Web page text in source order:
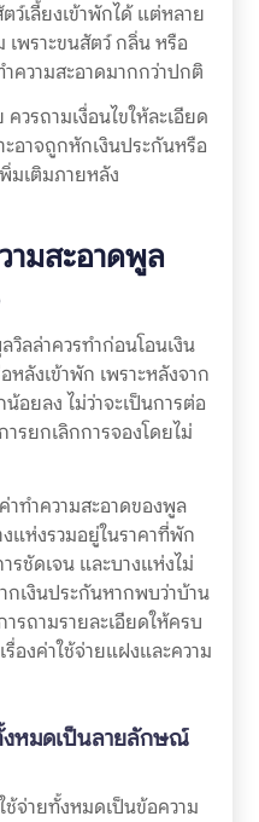
เลี้ยงเข้าพักได้ แต่หลาย
เพราะขนสัตว์ กลิ่น หรือ
ำความสะอาดมากกว่าปกติ
วรถามเงื่อนไขให้ละเอียด
ะอาจถูกหักเงินประกันหรือ
มเติมภายหลัง
ามสะอาดพูล
วิลล่าควรทำก่อนโอนเงิน
ลังเข้าพัก เพราะหลังจาก
อยลง ไม่ว่าจะเป็นการต่อ
รยกเลิกการจองโดยไม่
าทำความสะอาดของพูล
แห่งรวมอยู่ในราคาที่พัก
รชัดเจน และบางแห่งไม่
กเงินประกันหากพบว่าบ้าน
รถามรายละเอียดให้ครบ
องค่าใช้จ่ายแฝงและความ
งหมดเป็นลายลักษณ์
จ่ายทั้งหมดเป็นข้อความ